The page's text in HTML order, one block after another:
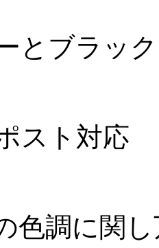
とブラッ
スト対応
色調に関